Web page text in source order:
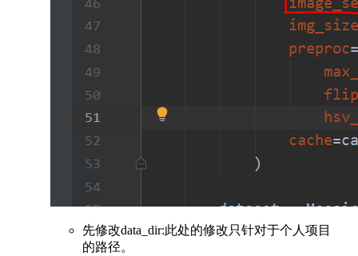
先修改data_dir:此处的修改只针对于个人项目
的路径。